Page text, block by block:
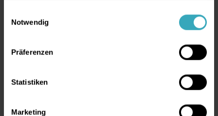
who may receive and
Notwendig
Präferenzen
Statistiken
Marketing
Antibiotika helfen meist
nicht, weil Pseudokrupp in der Regel viral ist
expliziten Medikamente oder
hängt vom Schweregrad und Alter ab und